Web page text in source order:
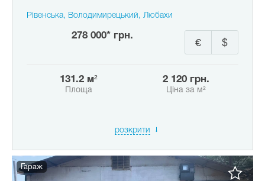
Рівенська, Володимирецький, Любахи
278 000* грн.
$
€
131.2 м²
Площа
2 120 грн.
Ціна за м²
розкрити
Гараж